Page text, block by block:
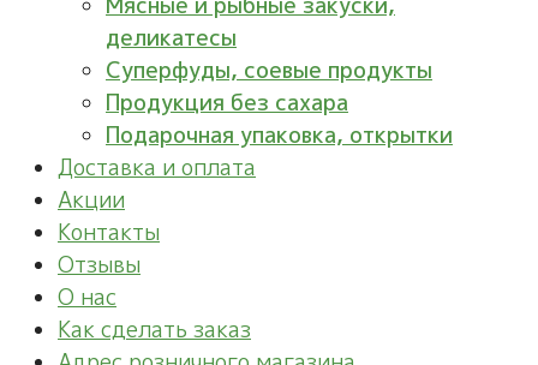
деликатесы
Суперфуды, соевые продукты
Продукция без сахара
Подарочная упаковка, открытки
Доставка и оплата
Акции
Контакты
Отзывы
О нас
Как сделать заказ